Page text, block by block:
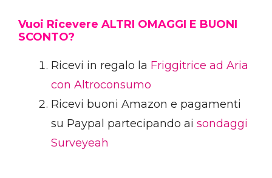
Vuoi Ricevere ALTRI OMAGGI E BUONI
SCONTO?
Ricevi in regalo la Friggitrice ad Aria
con Altroconsumo
Ricevi buoni Amazon e pagamenti
su Paypal partecipando ai sondaggi
Surveyeah